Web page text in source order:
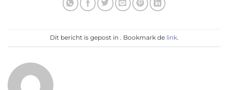
Dit bericht is gepost in . Bookmark de link.